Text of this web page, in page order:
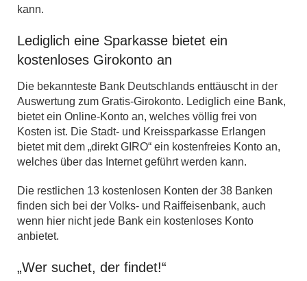
kann.
Lediglich eine Sparkasse bietet ein
kostenloses Girokonto an
Die bekannteste Bank Deutschlands enttäuscht in der
Auswertung zum Gratis-Girokonto. Lediglich eine Bank,
bietet ein Online-Konto an, welches völlig frei von
Kosten ist. Die Stadt- und Kreissparkasse Erlangen
bietet mit dem „direkt GIRO“ ein kostenfreies Konto an,
welches über das Internet geführt werden kann.
Die restlichen 13 kostenlosen Konten der 38 Banken
finden sich bei der Volks- und Raiffeisenbank, auch
wenn hier nicht jede Bank ein kostenloses Konto
anbietet.
„Wer suchet, der findet!“